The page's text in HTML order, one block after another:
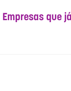
Empresas que